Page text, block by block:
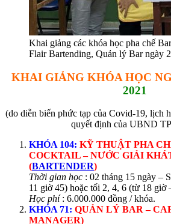
Khai giảng các khóa học pha chế
Flair Bartending, Quản lý Bar ngày
KHAI GIẢNG KHÓA HỌC
2021
(do diễn biến phức tạp của Covid-19, lịch
quyết định của UBND
KHÓA 104: KỸ THUẬT PHA
COCKTAIL – NƯỚC GIẢI
(BARTENDER)
Thời gian học : 02 tháng 15 ngày –
11 giờ 45) hoặc tối 2, 4, 6 (từ 18 giờ
Học phí: 6.000.000 đồng / khóa.
KHÓA 71: QUẢN LÝ BAR –
MANAGER)